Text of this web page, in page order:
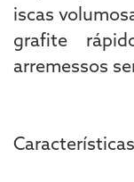
iscas
grafite
arremessos